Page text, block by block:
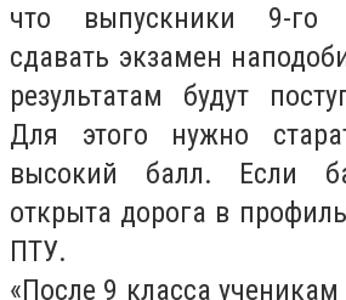
что выпускники 9-го
сдавать экзамен
результатам будут
Для этого нужно
высокий балл. Если
открыта дорога в
ПТУ.
«После 9 класса